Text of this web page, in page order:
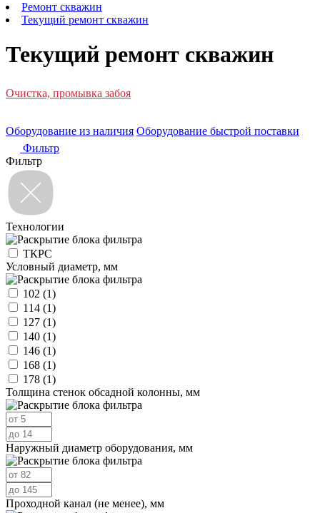
Ремонт скважин
Текущий ремонт скважин
Текущий ремонт скважин
Очистка, промывка забоя
Оборудование из наличия Оборудование быстрой поставки
Фильтр
Фильтр
Технологии
ТКРС
Условный диаметр, мм
102 (1)
114 (1)
127 (1)
140 (1)
146 (1)
168 (1)
178 (1)
Толщина стенок обсадной колонны, мм
Наружный диаметр оборудования, мм
Проходной канал (не менее), мм